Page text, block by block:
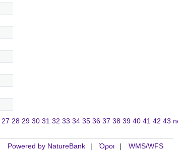
27 28 29 30 31 32 33 34 35 36 37 38 39 40 41 42 43
Powered by NatureBank Όροι WMS/WFS